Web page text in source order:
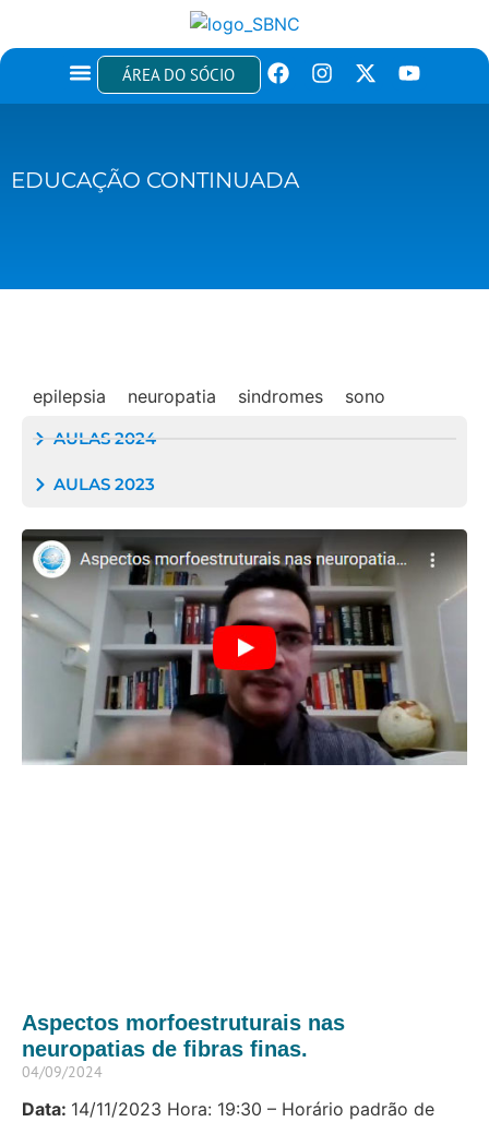
ÁREA DO SÓCIO
EDUCAÇÃO CONTINUADA
epilepsia neuropatia sindromes sono
AULAS 2024
AULAS 2023
Aspectos morfoestruturais nas
neuropatias de fibras finas.
04/09/2024
Data: 14/11/2023 Hora: 19:30 – Horário padrão de